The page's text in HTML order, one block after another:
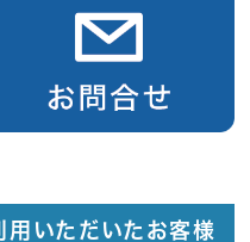
いただいたお客様